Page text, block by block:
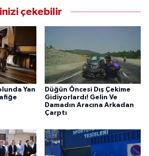
çekebilir
Yan
Düğün Öncesi Dış Çekime
Gidiyorlardı! Gelin Ve
Damadın Aracına Arkadan
Çarptı